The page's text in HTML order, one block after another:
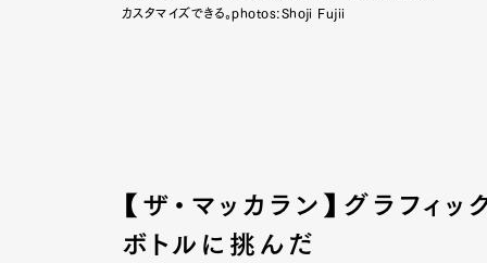
カスタマイズできる。photos:Shoji Fujii
【ザ・マッカラン】グラフィ
ボトルに挑んだ